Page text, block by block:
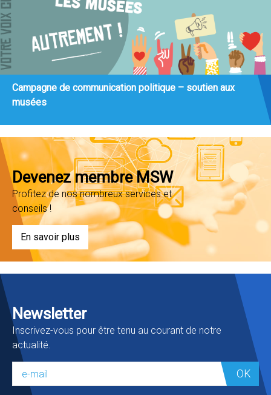
Campagne de communication politique – soutien aux
musées
Devenez membre MSW
Profitez de nos nombreux services et
conseils !
En savoir plus
Newsletter
Inscrivez-vous pour être tenu au courant de notre
actualité.
OK